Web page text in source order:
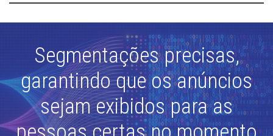
Segmentações precisas,
garantindo que os anúncios
sejam exibidos para as